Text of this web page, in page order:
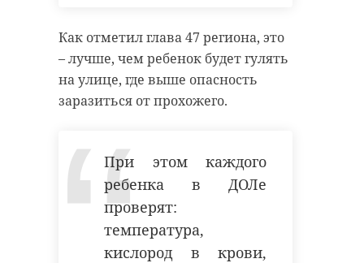
Как отметил глава 47 региона, это
– лучше, чем ребенок будет гулять
на улице, где выше опасность
заразиться от прохожего.
При этом каждого
ребенка в ДОЛе
проверят:
температура,
кислород в крови,